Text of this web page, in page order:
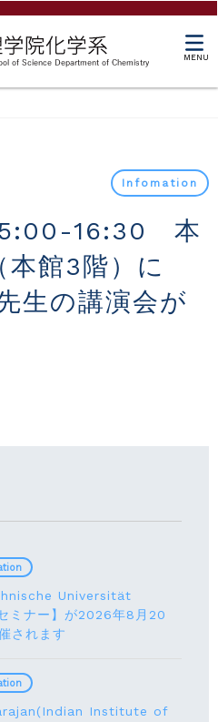
MENU
Infomation
本館3階）に
生の講演会が
Universität
ミナー】が2026年8⽉20
されます
Institute of